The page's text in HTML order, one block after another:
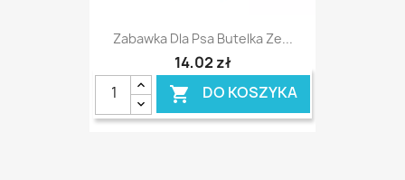
Zabawka Dla Psa Butelka Ze...
14,02 zł
 DO KOSZYKA